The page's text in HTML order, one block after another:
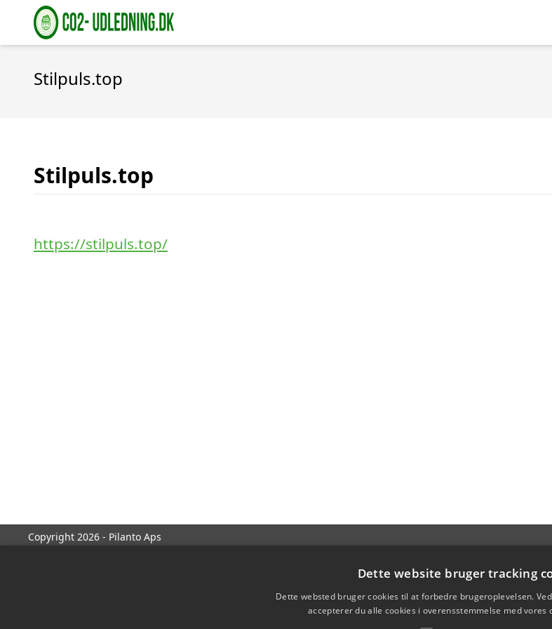
Stilpuls.top
Stilpuls.top
https://stilpuls.top/
Copyright 2026 - Pilanto Aps
Dette website bruger tracking
Dette websted bruger cookies til at forbedre brugeroplevelsen.
accepterer du alle cookies i overensstemmelse med vores